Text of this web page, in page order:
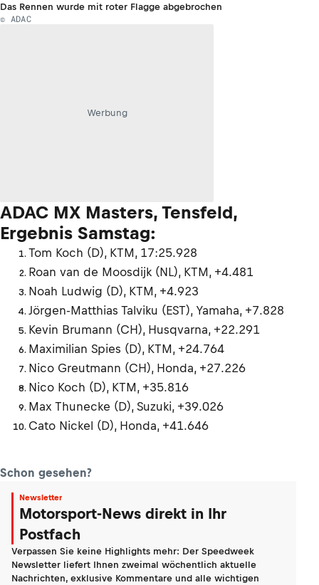
Das Rennen wurde mit roter Flagge abgebrochen
© ADAC
Werbung
ADAC MX Masters, Tensfeld,
Ergebnis Samstag:
Tom Koch (D), KTM, 17:25.928
Roan van de Moosdijk (NL), KTM, +4.481
Noah Ludwig (D), KTM, +4.923
Jörgen-Matthias Talviku (EST), Yamaha, +7.828
Kevin Brumann (CH), Husqvarna, +22.291
Maximilian Spies (D), KTM, +24.764
Nico Greutmann (CH), Honda, +27.226
Nico Koch (D), KTM, +35.816
Max Thunecke (D), Suzuki, +39.026
Cato Nickel (D), Honda, +41.646
Schon gesehen?
Newsletter
Motorsport-News direkt in Ihr
Postfach
Verpassen Sie keine Highlights mehr: Der Speedweek
Newsletter liefert Ihnen zweimal wöchentlich aktuelle
Nachrichten, exklusive Kommentare und alle wichtigen